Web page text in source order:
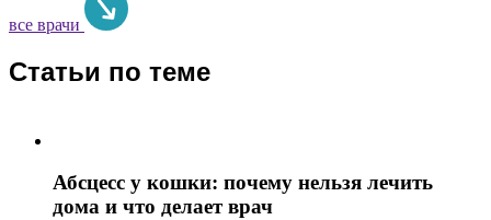
все врачи
Статьи по теме
Абсцесс у кошки: почему нельзя лечить
дома и что делает врач